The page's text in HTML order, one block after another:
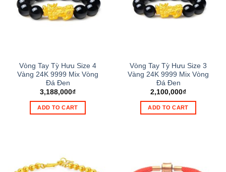
Vòng Tay Tỳ Hưu Size 4
Vàng 24K 9999 Mix Vòng
Đá Đen
3,188,000₫
ADD TO CART
Vòng Tay Tỳ Hưu Size 3
Vàng 24K 9999 Mix Vòng
Đá Đen
2,100,000₫
ADD TO CART